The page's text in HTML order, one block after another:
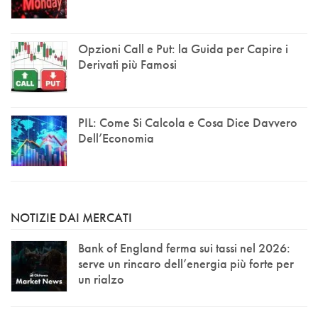
Opzioni Call e Put: la Guida per Capire i
Derivati più Famosi
PIL: Come Si Calcola e Cosa Dice Davvero
Dell’Economia
NOTIZIE DAI MERCATI
Bank of England ferma sui tassi nel 2026:
serve un rincaro dell’energia più forte per
un rialzo